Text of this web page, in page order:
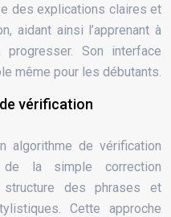
des explications claires et
aidant ainsi l’apprenant à
Son interface
même pour les débutants.
vérification
algorithme de vérification
de la simple correction
des phrases et
Cette approche